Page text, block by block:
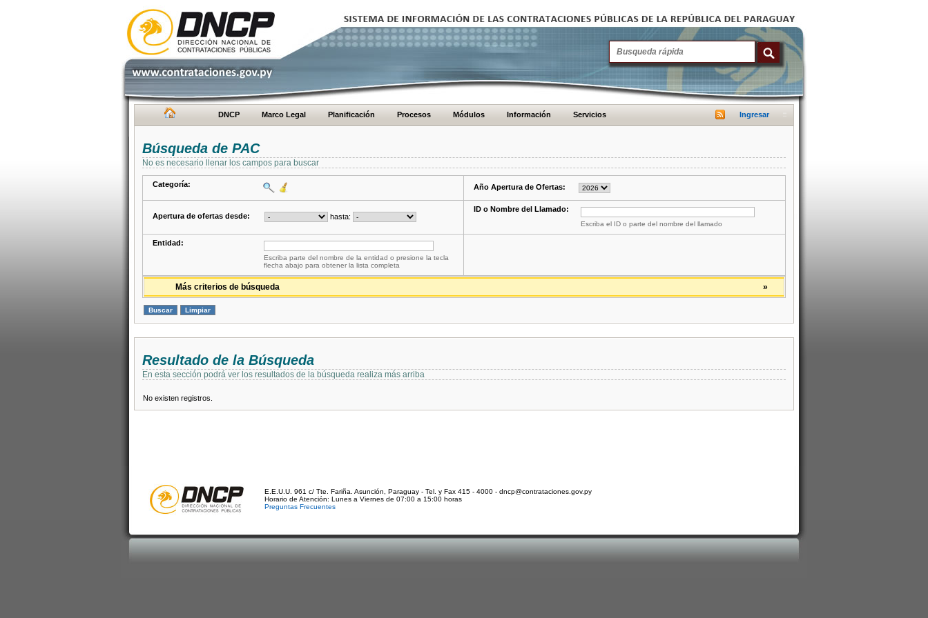
DNCP Marco Legal Planificación Procesos Módulos Información Servicios Ingresar
Búsqueda de PAC
No es necesario llenar los campos para buscar
Categoría: Año Apertura de Ofertas:
Apertura de ofertas desde: hasta:
ID o Nombre del Llamado:
Escriba el ID o parte del nombre del llamado
Entidad:
Escriba parte del nombre de la entidad o presione la tecla
flecha abajo para obtener la lista completa
»
Más criterios de búsqueda
Resultado de la Búsqueda
En esta sección podrá ver los resultados de la búsqueda realiza más arriba
No existen registros.
E.E.U.U. 961 c/ Tte. Fariña. Asunción, Paraguay - Tel. y Fax 415 - 4000 - dncp@contrataciones.gov.py
Horario de Atención: Lunes a Viernes de 07:00 a 15:00 horas
Preguntas Frecuentes